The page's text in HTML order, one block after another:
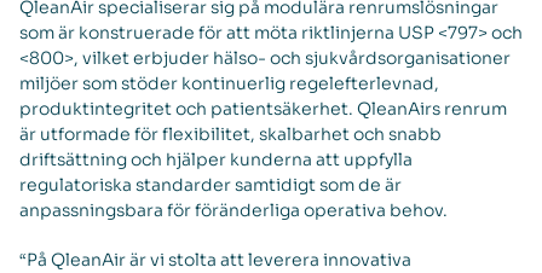
QleanAir specialiserar sig på modulära renrumslösningar
som är konstruerade för att möta riktlinjerna USP <797> och
<800>, vilket erbjuder hälso- och sjukvårdsorganisationer
miljöer som stöder kontinuerlig regelefterlevnad,
produktintegritet och patientsäkerhet. QleanAirs renrum
är utformade för flexibilitet, skalbarhet och snabb
driftsättning och hjälper kunderna att uppfylla
regulatoriska standarder samtidigt som de är
anpassningsbara för föränderliga operativa behov.
“På QleanAir är vi stolta att leverera innovativa